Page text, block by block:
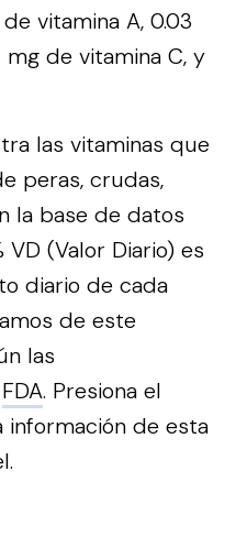
vitamina A, 0.03
de vitamina C, y
las vitaminas que
peras, crudas,
la base de datos
VD (Valor Diario) es
diario de cada
de este
las
FDA. Presiona el
información de esta